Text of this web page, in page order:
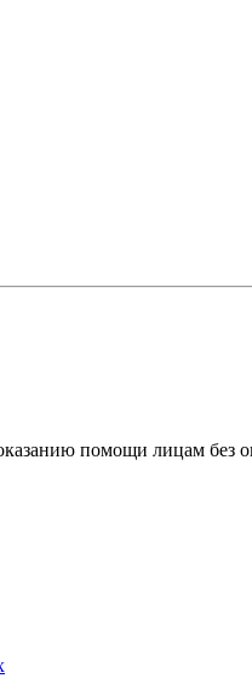
помощи лицам без